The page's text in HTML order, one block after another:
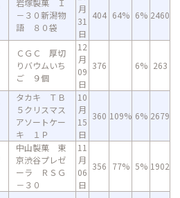
岩塚製菓 Ｉ
－３０新潟物
語 ８０袋
月
31
日
404 64% 6% 2460
ＣＧＣ 厚切
りバウムいち
ご ９個
12
月
09
日
376 6% 263
タカキ ＴＢ
５クリスマス
アソートケー
キ １Ｐ
10
月
15
日
360 109% 6% 2679
中山製菓 東
京渋谷プレゼ
ーラ ＲＳＧ
－３０
11
月
06
日
356 77% 5% 1902